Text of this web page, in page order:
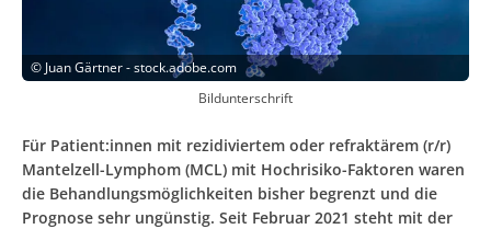
© Juan Gärtner - stock.adobe.com
Bildunterschrift
Für Patient:innen mit rezidiviertem oder refraktärem (r/r)
Mantelzell-Lymphom (MCL) mit Hochrisiko-Faktoren waren
die Behandlungsmöglichkeiten bisher begrenzt und die
Prognose sehr ungünstig. Seit Februar 2021 steht mit der